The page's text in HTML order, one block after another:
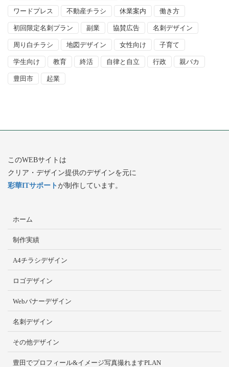
ワードプレス 不動産チラシ 休業案内 働き方
初回限定名刺プラン 副業 協賛広告 名刺デザイン
周り白チラシ 地図デザイン 女性向け 子育て
学生向け 教育 終活 自律と自立 行政 親バカ
豊田市 起業
このWEBサイトは
クリア・デザイン提供のデザインを元に
彩華ITサポートが制作しています。
ホーム
制作実績
A4チラシデザイン
ロゴデザイン
Webバナーデザイン
名刺デザイン
その他デザイン
豊田でプロフィール&イメージ写真撮れますPLAN